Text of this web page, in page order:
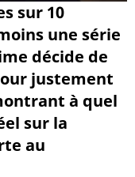
sur 10
une série
décide de
justement
à quel
sur la
au